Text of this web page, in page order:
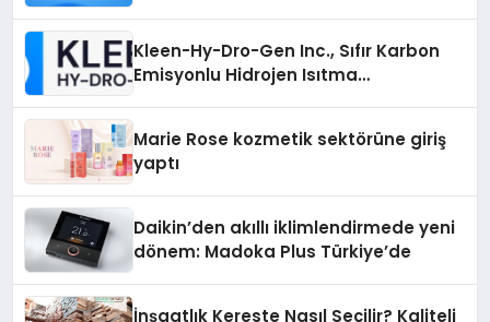
Kleen-Hy-Dro-Gen Inc., Sıfır Karbon
Emisyonlu Hidrojen Isıtma
Marie Rose kozmetik sektörüne giriş
yaptı
Daikin’den akıllı iklimlendirmede yeni
dönem: Madoka Plus Türkiye’de
İnşaatlık Kereste Nasıl Seçilir? Kaliteli